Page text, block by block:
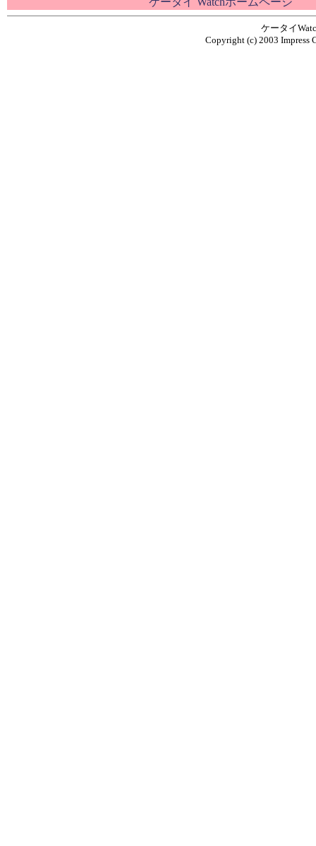
ケータイ
Copyright (c) 2003 Impress